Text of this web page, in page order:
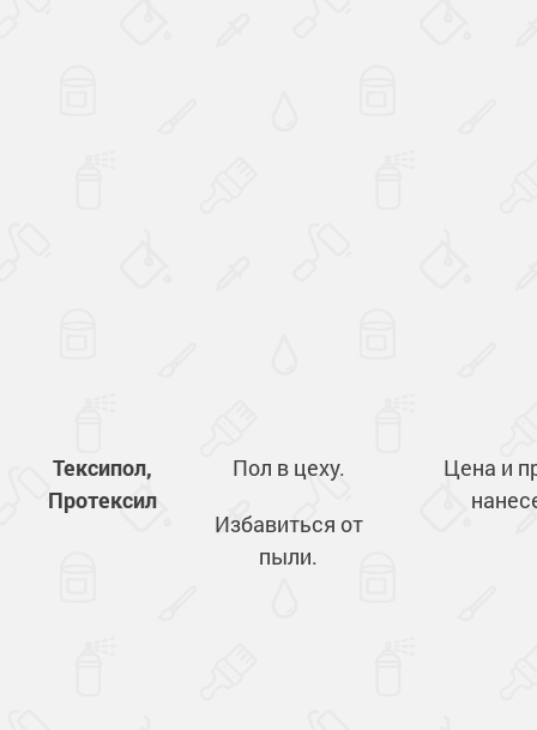
Тексипол,
Протексил
Пол в цеху.
Избавиться от
пыли.
Цена и